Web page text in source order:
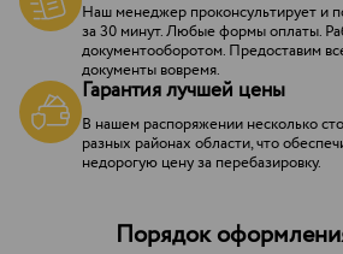
Наш менеджер проконсультирует и
за 30 минут. Любые формы оплаты.
документооборотом. Предоставим
документы вовремя.
Гарантия лучшей цены
В нашем распоряжении несколько
разных районах области, что
недорогую цену за перебазировку.
Порядок